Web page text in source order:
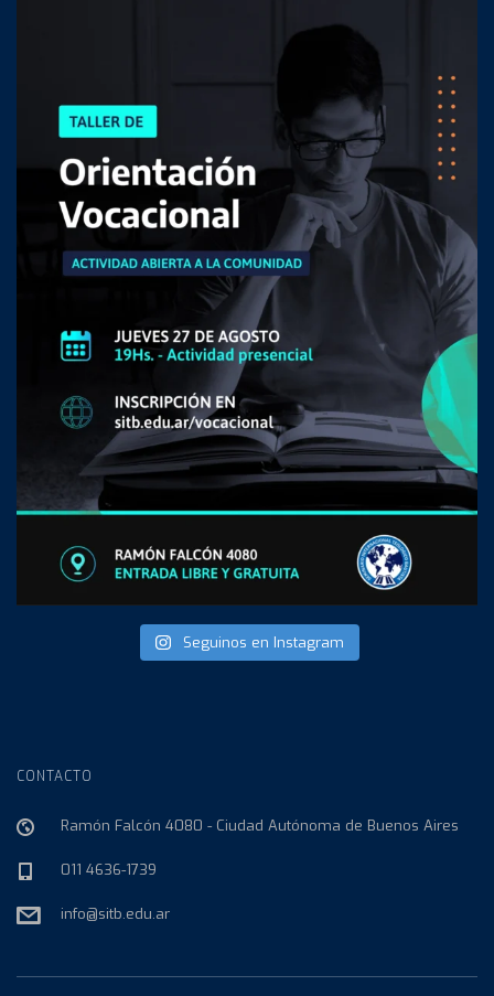
Seguinos en Instagram
CONTACTO
Ramón Falcón 4080 - Ciudad Autónoma de Buenos Aires
011 4636-1739
info@sitb.edu.ar